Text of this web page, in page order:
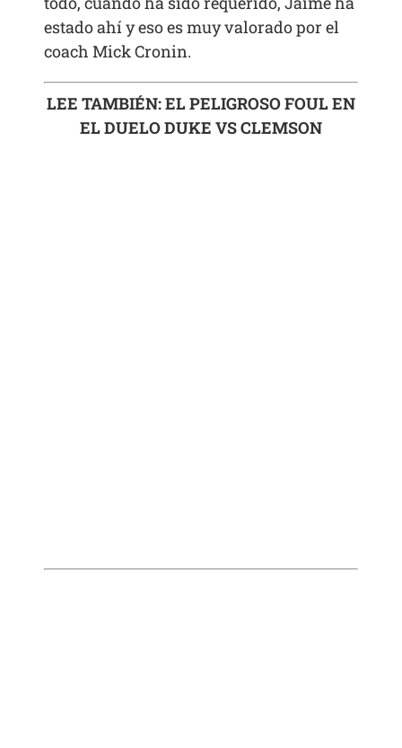
estado ahí y eso es muy valorado por el
coach Mick Cronin.
LEE TAMBIÉN: EL PELIGROSO FOUL EN
EL DUELO DUKE VS CLEMSON